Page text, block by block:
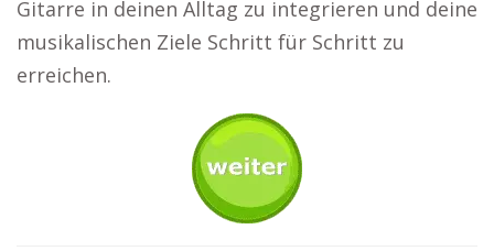
Gitarre in deinen Alltag zu integrieren und deine
musikalischen Ziele Schritt für Schritt zu
erreichen.